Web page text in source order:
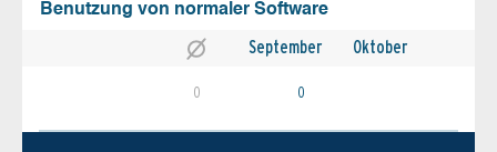
Benutzung von normaler Software
September Oktober
0 0